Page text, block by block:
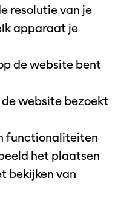
resolutie van je
apparaat je
de website bent
de website bezoekt
functionaliteiten
het plaatsen
bekijken van